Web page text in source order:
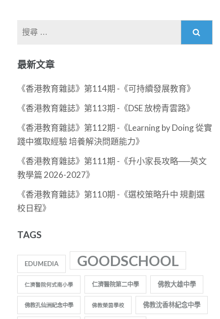
最新文章
《香港教育雜誌》第114期 -《可持續發展教育》
《香港教育雜誌》第113期 -《DSE 放榜青雲路》
《香港教育雜誌》第112期 -《Learning by Doing 從實
踐中獲取經驗 培養解決問題能力》
《香港教育雜誌》第111期 -《升小家長攻略──英文
教學篇 2026-2027》
《香港教育雜誌》第110期 -《選校策略升中 規劃選
校日程》
TAGS
EDUMEDIA GOODSCHOOL
仁濟醫院何式南小學 仁濟醫院第二中學 佛教大雄中學
佛教孔仙洲紀念中學 佛教榮茵學校 佛教沈香林紀念中學